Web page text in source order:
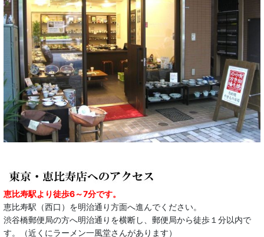
恵比寿駅より徒歩6～7分です。
恵比寿駅（西口）を明治通り方面へ進んでください。
渋谷橋郵便局の方へ明治通りを横断し、郵便局から徒歩１分以内で
す。（近くにラーメン一風堂さんがあります）